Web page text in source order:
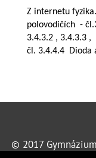
Z internetu
polovodičích -
3.4.3.2 , 3.4.3.3 ,
čl. 3.4.4.4 Dioda
© 2017